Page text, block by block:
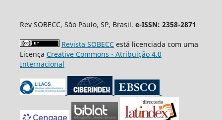
Rev SOBECC, São Paulo, SP, Brasil. e-ISSN: 2358-2871
Revista SOBECCestá licenciada com uma
Licença Creative Commons - Atribuição 4.0
Internacional